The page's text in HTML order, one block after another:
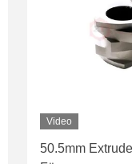
Video
50.5mm